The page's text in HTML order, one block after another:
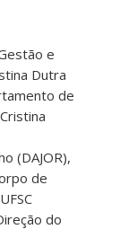
e
Dutra
de
(DAJOR),
de
do